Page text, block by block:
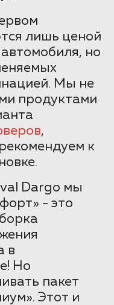
лишь ценой
но
Мы не
продуктами
,
к
Dargo мы
- это
в
Но
пакет
Этот и